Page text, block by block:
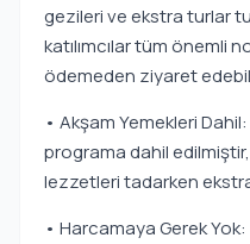
gezileri ve ekstra turlar
katılımcılar tüm önemli
ödemeden ziyaret
• Akşam Yemekleri
programa dahil edilmiştir,
lezzetleri tadarken
• Harcamaya Gerek